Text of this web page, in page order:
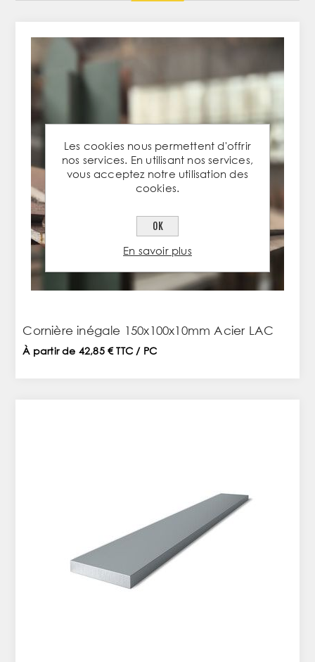
Cornière inégale 150x100x10mm Acier LAC
À partir de 42,85 € TTC / PC
Les cookies nous permettent d'offrir
nos services. En utilisant nos services,
vous acceptez notre utilisation des
cookies.
OK
En savoir plus